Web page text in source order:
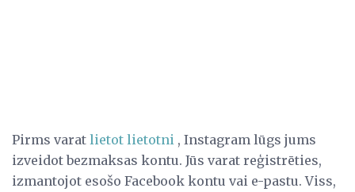
Pirms varat lietot lietotni , Instagram lūgs jums
izveidot bezmaksas kontu. Jūs varat reģistrēties,
izmantojot esošo Facebook kontu vai e-pastu. Viss,